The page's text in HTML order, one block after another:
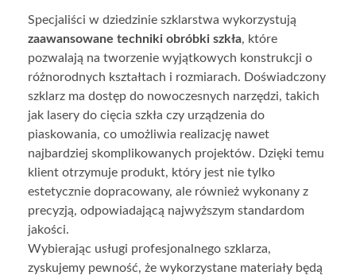
Specjaliści w dziedzinie szklarstwa wykorzystują
zaawansowane techniki obróbki szkła, które
pozwalają na tworzenie wyjątkowych konstrukcji o
różnorodnych kształtach i rozmiarach. Doświadczony
szklarz ma dostęp do nowoczesnych narzędzi, takich
jak lasery do cięcia szkła czy urządzenia do
piaskowania, co umożliwia realizację nawet
najbardziej skomplikowanych projektów. Dzięki temu
klient otrzymuje produkt, który jest nie tylko
estetycznie dopracowany, ale również wykonany z
precyzją, odpowiadającą najwyższym standardom
jakości.
Wybierając usługi profesjonalnego szklarza,
zyskujemy pewność, że wykorzystane materiały będą